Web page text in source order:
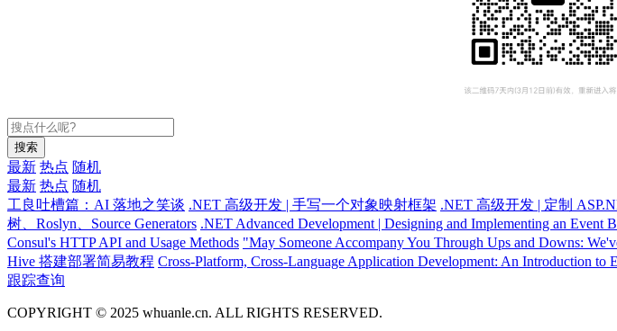
搜索
最新 热点 随机
最新 热点 随机
工良吐槽篇：AI 落地之笑谈 .NET 高级开发 | 手写一个对象映射框架 .NET 高级开发 | 定制
树、Roslyn、Source Generators .NET Advanced Development | Designing and Implementing an Event
Consul's HTTP API and Usage Methods "May Someone Accompany You Through Ups and Downs:
Hive 搭建部署简易教程 Cross-Platform, Cross-Language Application Development: An Introduction to
跟踪查询
COPYRIGHT © 2025 whuanle.cn. ALL RIGHTS RESERVED.